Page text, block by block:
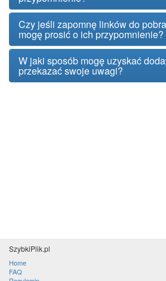
Czy jeśli zapomnę linków do
mogę prosić o ich przypomnienie?
W jaki sposób mogę uzyskać
przekazać swoje uwagi?
SzybkiPlik.pl
Home
FAQ